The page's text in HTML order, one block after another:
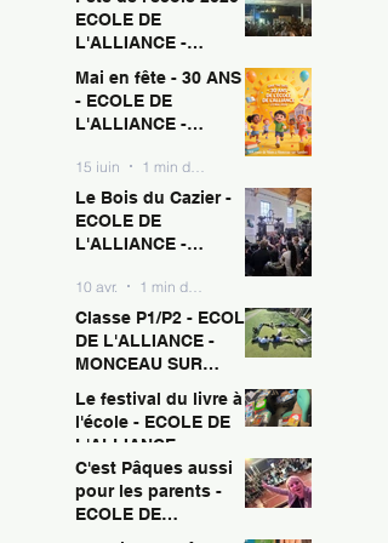
ECOLE DE
L'ALLIANCE -
SAMBRE
15 juin 1 min de lecture
Mai en fête - 30 ANS !
- ECOLE DE
L'ALLIANCE -
SAMBRE
15 juin
Le Bois du Cazier -
ECOLE DE
L'ALLIANCE -
SAMBRE
10 avr.
Classe P1/P2 - ECOLE
DE L'ALLIANCE -
MONCEAU SUR
10 avr. 1 min de lecture
Le festival du livre à
l'école - ECOLE DE
L'ALLIANCE -
MONCEAU SUR
SAMBRE
10 avr. 1 min de lecture
C'est Pâques aussi
pour les parents -
ECOLE DE